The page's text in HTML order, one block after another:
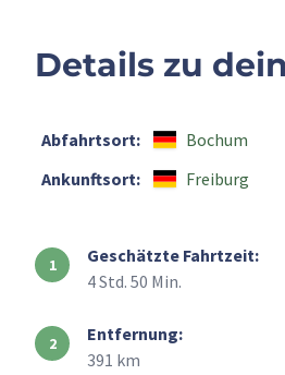
Details zu
Abfahrtsort:
Bochum
Ankunftsort:
Freiburg
Geschätzte Fahrtzeit:
4 Std. 50 Min.
Entfernung:
391 km